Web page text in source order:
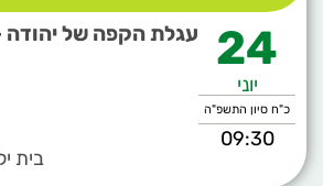
24
יוני
כ"ח סיון התשפ"ה
09:30
עגלת הקפה של יהודה
בית